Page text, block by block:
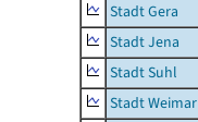
Stadt Gera
Stadt Jena
Stadt Suhl
Stadt Weimar